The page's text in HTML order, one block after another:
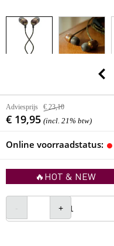
Adviesprijs € 23,10
€ 19,95 (incl. 21% btw)
Online voorraadstatus:
🔥HOT & NEW